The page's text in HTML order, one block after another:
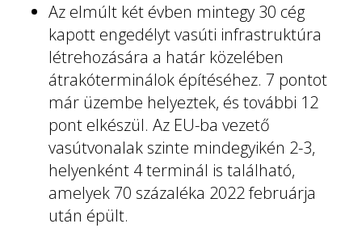
Az elmúlt két évben mintegy 30 cég
kapott engedélyt vasúti infrastruktúra
létrehozására a határ közelében
átrakóterminálok építéséhez. 7 pontot
már üzembe helyeztek, és további 12
pont elkészül. Az EU-ba vezető
vasútvonalak szinte mindegyikén 2-3,
helyenként 4 terminál is található,
amelyek 70 százaléka 2022 februárja
után épült.